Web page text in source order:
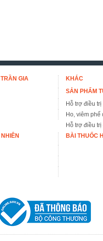
GIA
KHÁC
SẢN PHẨM
Hỗ trợ điều trị
Ho, viêm phế
Hỗ trợ điều
BÀI THUỐC